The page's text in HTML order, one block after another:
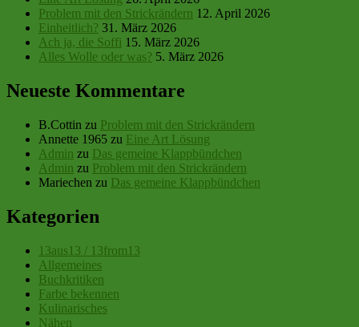
Problem mit den Strickrändern 12. April 2026
Einheitlich? 31. März 2026
Ach ja, die Soffi 15. März 2026
Alles Wolle oder was? 5. März 2026
Neueste Kommentare
B.Cottin zu Problem mit den Strickrändern
Annette 1965 zu Eine Art Lösung
Admin zu Das gemeine Klappbündchen
Admin zu Problem mit den Strickrändern
Mariechen zu Das gemeine Klappbündchen
Kategorien
13aus13 / 13from13
Allgemeines
Buchkritiken
Farbe bekennen
Kulinarisches
Nähen